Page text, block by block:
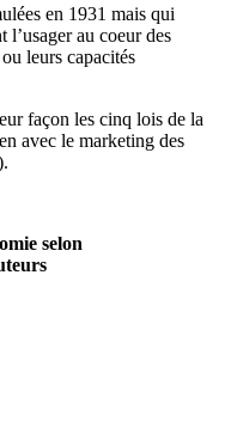
en 1931 mais qui
l’usager au coeur des
leurs capacités
façon les cinq lois de la
avec le marketing des
selon